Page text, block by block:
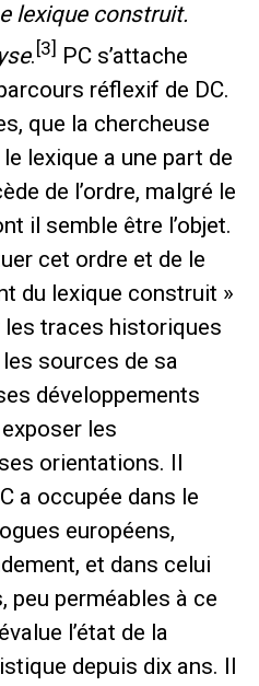
lexique construit.
. [3] PC s’attache
réflexif de DC.
que la chercheuse
lexique a une part de
de l’ordre, malgré le
il semble être l’objet.
cet ordre et de le
du lexique construit »
les traces historiques
sources de sa
développements
les
orientations. Il
a occupée dans le
européens,
et dans celui
peu perméables à ce
l’état de la
depuis dix ans. Il